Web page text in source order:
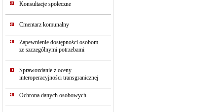
Konsultacje społeczne
Cmentarz komunalny
Zapewnienie dostępności osobom
ze szczególnymi potrzebami
Sprawozdanie z oceny
interoperacyjności transgranicznej
Ochrona danych osobowych